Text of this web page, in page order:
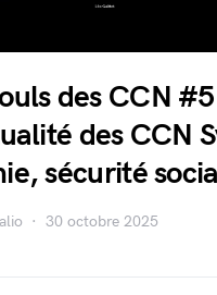
des CCN
des CCN
sécurité
30 octobre 2025